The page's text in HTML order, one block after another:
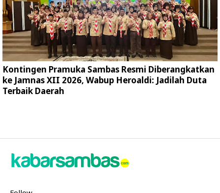
Kontingen Pramuka Sambas Resmi Diberangkatkan
ke Jamnas XII 2026, Wabup Heroaldi: Jadilah Duta
Terbaik Daerah